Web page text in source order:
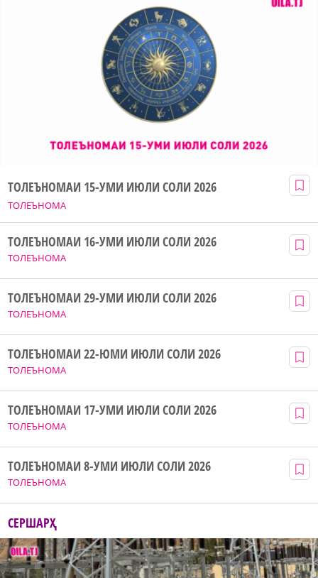
ТОЛЕЪНОМА
ТОЛЕЪНОМАИ 15-УМИ ИЮЛИ СОЛИ 2026
ТОЛЕЪНОМА
ТОЛЕЪНОМАИ 16-УМИ ИЮЛИ СОЛИ 2026
ТОЛЕЪНОМА
ТОЛЕЪНОМАИ 29-УМИ ИЮЛИ СОЛИ 2026
ТОЛЕЪНОМА
ТОЛЕЪНОМАИ 22-ЮМИ ИЮЛИ СОЛИ 2026
ТОЛЕЪНОМА
ТОЛЕЪНОМАИ 17-УМИ ИЮЛИ СОЛИ 2026
ТОЛЕЪНОМА
ТОЛЕЪНОМАИ 8-УМИ ИЮЛИ СОЛИ 2026
СЕРШАРҲ